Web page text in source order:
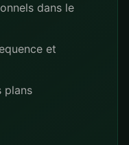
dans le
et
plans